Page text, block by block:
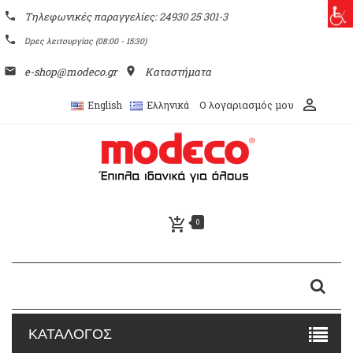
phone Τηλεφωνικές παραγγελίες: 24930 25 301-3
phone Ώρες λειτουργίας (08:00 - 15:30)
email e-shop@modeco.gr place Καταστήματα
English Ελληνικά Ο λογαριασμός μου perm_identity
add_shopping_cart 0
ΚΑΤΑΛΟΓΟΣ